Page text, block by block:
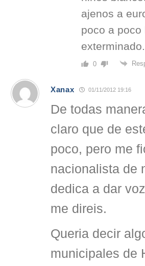
ajenos a
poco a
exterminado.
0
Xanax 01/11/2012 19:16
De todas
claro que de
poco, pero me
nacionalista de
dedica a dar
me direis.
Queria decir
municipales de